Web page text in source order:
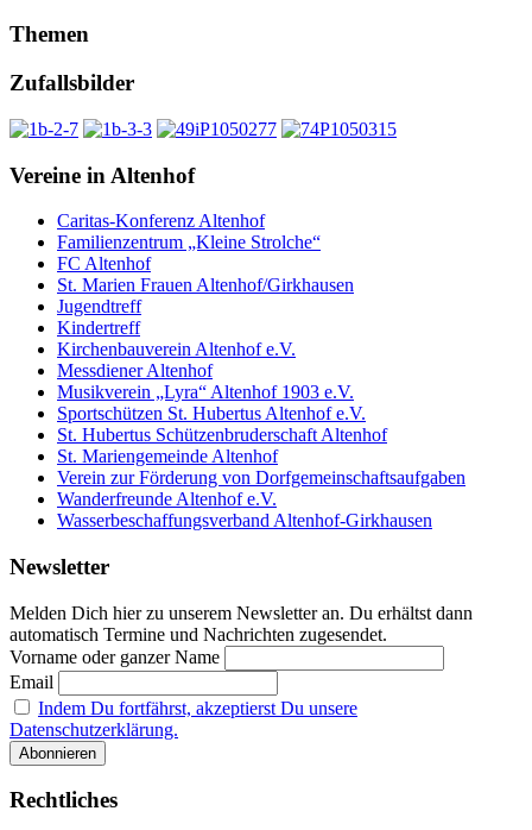
Themen
Zufallsbilder
Vereine in Altenhof
Caritas-Konferenz Altenhof
Familienzentrum „Kleine Strolche“
FC Altenhof
St. Marien Frauen Altenhof/Girkhausen
Jugendtreff
Kindertreff
Kirchenbauverein Altenhof e.V.
Messdiener Altenhof
Musikverein „Lyra“ Altenhof 1903 e.V.
Sportschützen St. Hubertus Altenhof e.V.
St. Hubertus Schützenbruderschaft Altenhof
St. Mariengemeinde Altenhof
Verein zur Förderung von Dorfgemeinschaftsaufgaben
Wanderfreunde Altenhof e.V.
Wasserbeschaffungsverband Altenhof-Girkhausen
Newsletter
Melden Dich hier zu unserem Newsletter an. Du erhältst dann
automatisch Termine und Nachrichten zugesendet.
Vorname oder ganzer Name
Email
Indem Du fortfährst, akzeptierst Du unsere
Datenschutzerklärung.
Rechtliches